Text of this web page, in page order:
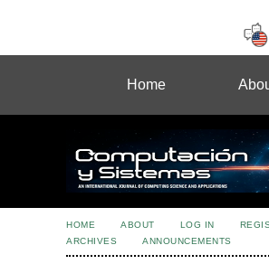
Home
HOME ABOUT LOG IN
ARCHIVES
ANNOUNCEMENTS